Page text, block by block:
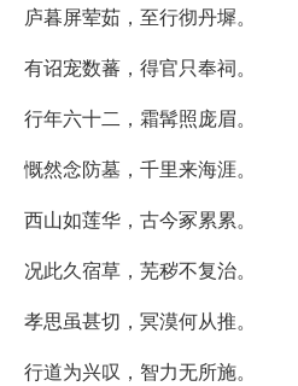
庐暮屏荤茹，至行彻丹墀。
有诏宠数蕃，得官只奉祠。
行年六十二，霜髯照庞眉。
慨然念防墓，千里来海涯。
西山如莲华，古今冢累累。
况此久宿草，芜秽不复治。
孝思虽甚切，冥漠何从推。
行道为兴叹，智力无所施。